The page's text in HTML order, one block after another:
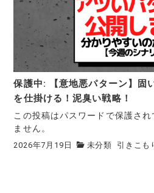
保護中: 【意地悪パターン】固
を仕掛ける！泥臭い戦略！
この投稿はパスワードで保護さ
ません。
2026年7月19日 未分類 引きこも